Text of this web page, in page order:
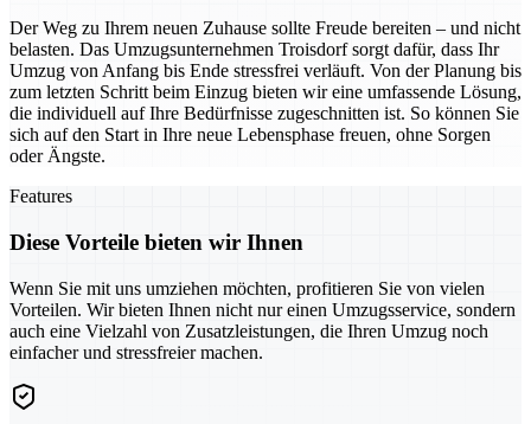
Der Weg zu Ihrem neuen Zuhause sollte Freude bereiten – und nicht
belasten. Das Umzugsunternehmen Troisdorf sorgt dafür, dass Ihr
Umzug von Anfang bis Ende stressfrei verläuft. Von der Planung bis
zum letzten Schritt beim Einzug bieten wir eine umfassende Lösung,
die individuell auf Ihre Bedürfnisse zugeschnitten ist. So können Sie
sich auf den Start in Ihre neue Lebensphase freuen, ohne Sorgen
oder Ängste.
Features
Diese Vorteile bieten wir Ihnen
Wenn Sie mit uns umziehen möchten, profitieren Sie von vielen
Vorteilen. Wir bieten Ihnen nicht nur einen Umzugsservice, sondern
auch eine Vielzahl von Zusatzleistungen, die Ihren Umzug noch
einfacher und stressfreier machen.